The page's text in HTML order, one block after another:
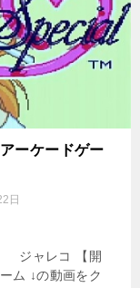
ーケードゲー
日
ジャレコ 【開
ム ↓の動画をク